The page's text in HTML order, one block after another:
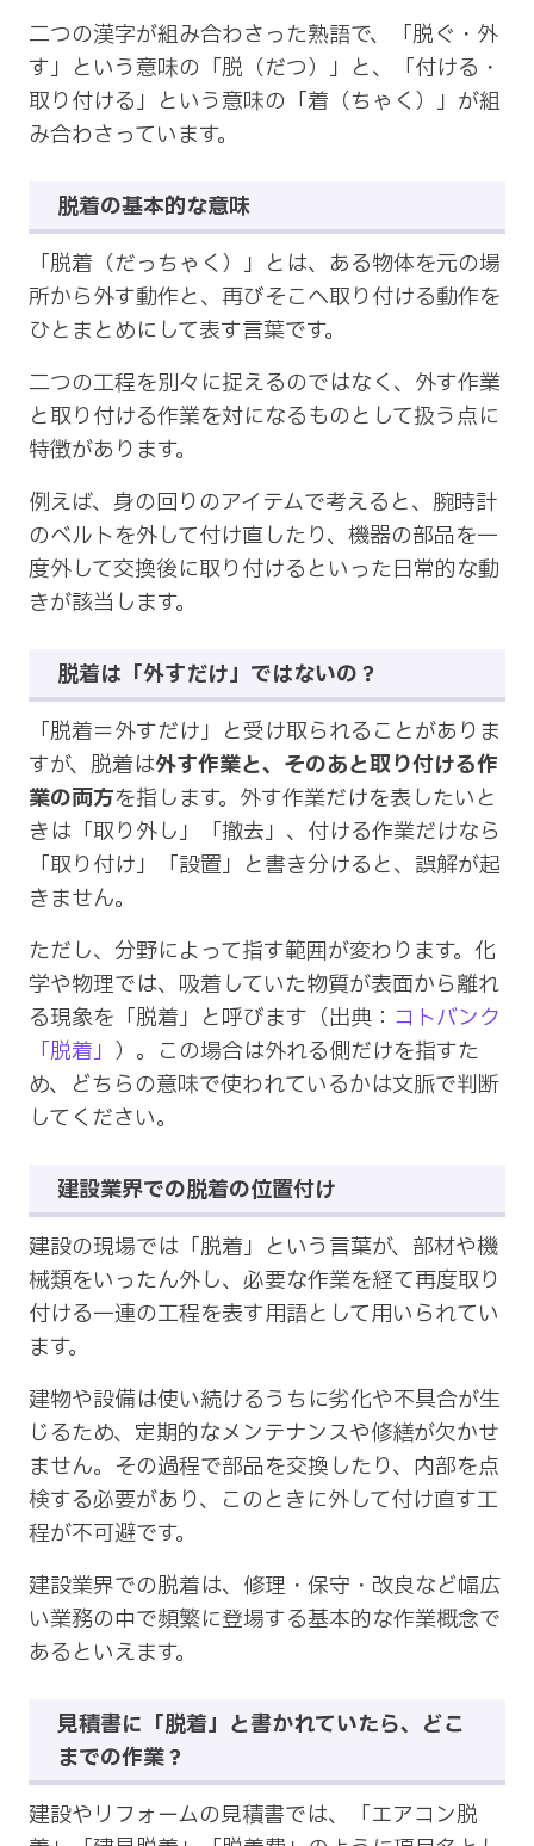
二つの漢字が組み合わさった熟語で、「脱ぐ・外
す」という意味の「脱（だつ）」と、「付ける・
取り付ける」という意味の「着（ちゃく）」が組
み合わさっています。
脱着の基本的な意味
「脱着（だっちゃく）」とは、ある物体を元の場
所から外す動作と、再びそこへ取り付ける動作を
ひとまとめにして表す言葉です。
二つの工程を別々に捉えるのではなく、外す作業
と取り付ける作業を対になるものとして扱う点に
特徴があります。
例えば、身の回りのアイテムで考えると、腕時計
のベルトを外して付け直したり、機器の部品を一
度外して交換後に取り付けるといった日常的な動
きが該当します。
脱着は「外すだけ」ではないの？
「脱着＝外すだけ」と受け取られることがありま
すが、脱着は外す作業と、そのあと取り付ける作
業の両方を指します。外す作業だけを表したいと
きは「取り外し」「撤去」、付ける作業だけなら
「取り付け」「設置」と書き分けると、誤解が起
きません。
ただし、分野によって指す範囲が変わります。化
学や物理では、吸着していた物質が表面から離れ
る現象を「脱着」と呼びます（出典： コトバンク
「脱着」 ）。この場合は外れる側だけを指すた
め、どちらの意味で使われているかは文脈で判断
してください。
建設業界での脱着の位置付け
建設の現場では「脱着」という言葉が、部材や機
械類をいったん外し、必要な作業を経て再度取り
付ける一連の工程を表す用語として用いられてい
ます。
建物や設備は使い続けるうちに劣化や不具合が生
じるため、定期的なメンテナンスや修繕が欠かせ
ません。その過程で部品を交換したり、内部を点
検する必要があり、このときに外して付け直す工
程が不可避です。
建設業界での脱着は、修理・保守・改良など幅広
い業務の中で頻繁に登場する基本的な作業概念で
あるといえます。
見積書に「脱着」と書かれていたら、どこ
までの作業？
建設やリフォームの見積書では、「エアコン脱